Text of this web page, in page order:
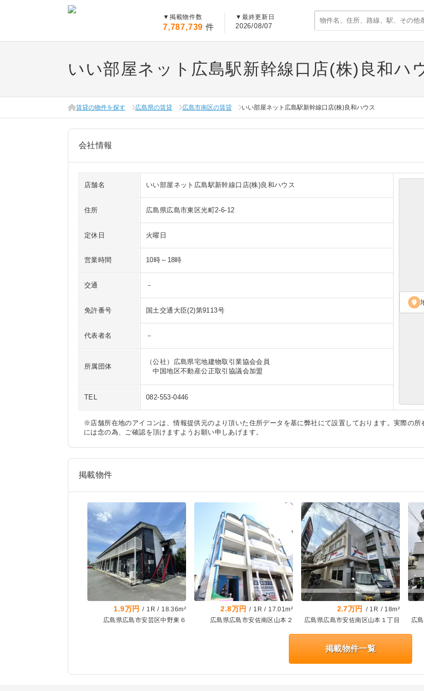
▼ 掲載物件数
7,787,739 件
▼ 最終更新日
2026/08/07
いい部屋ネット広島駅新幹線口店(株)良和ハ
賃貸の物件を探す 広島県の賃貸 広島市南区の賃貸 いい部屋ネット広島駅新幹線口店(株)良和ハウス
会社情報
店舗名 いい部屋ネット広島駅新幹線口店(株)良和ハウス
location_on
住所 広島県広島市東区光町2-6-12
定休日 火曜日
営業時間 10時～18時
交通 －
免許番号 国土交通大臣(2)第9113号
代表者名 －
所属団体
（公社）広島県宅地建物取引業協会会員
中国地区不動産公正取引協議会加盟
TEL 082-553-0446
※店舗所在地のアイコンは、情報提供元のより頂いた住所データを基に弊社にて設置しております。実際の
には念の為、ご確認を頂けますようお願い申しあげます。
掲載物件
1.9万円 / 1R / 18.36m²
広島県広島市安芸区中野東６
2.8万円 / 1R / 17.01m²
広島県広島市安佐南区山本２
2.7万円 / 1R / 18m²
広島県広島市安佐南区山本１丁目
広
掲載物件一覧